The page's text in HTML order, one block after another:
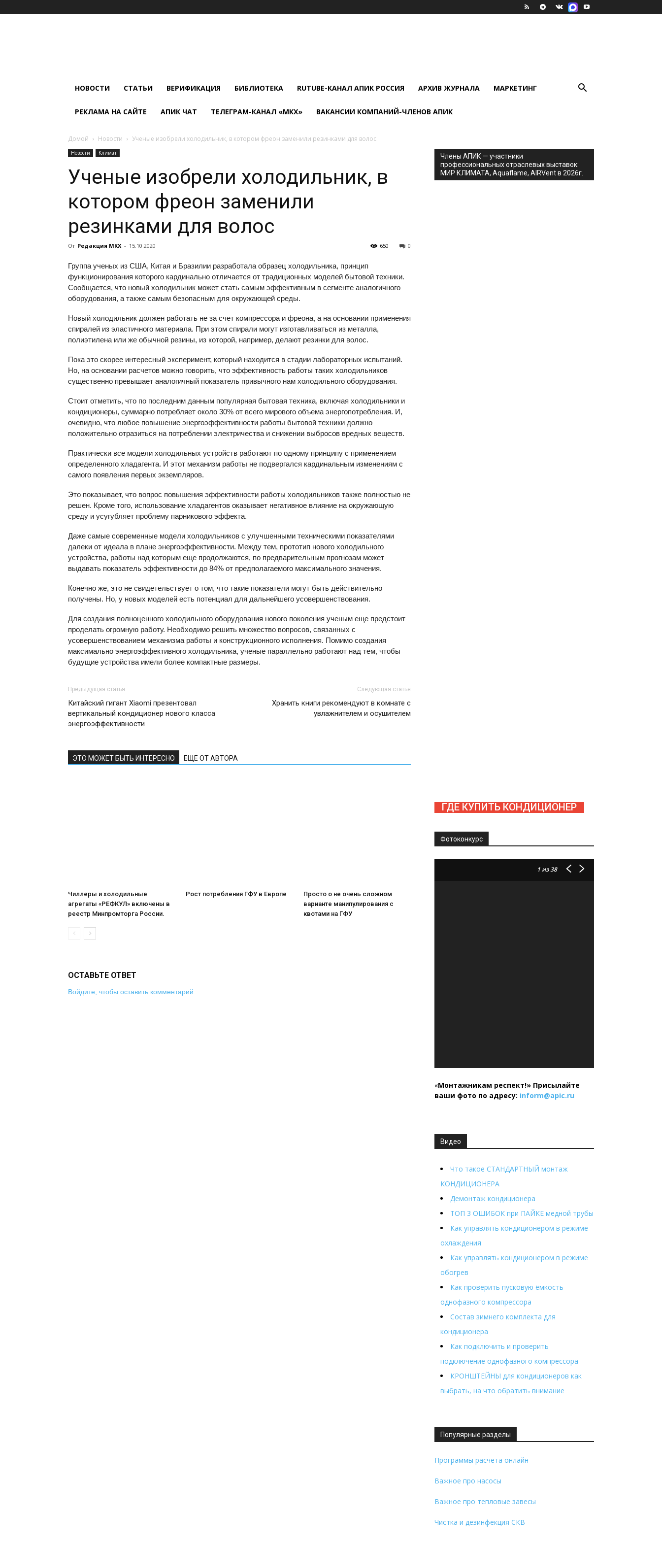
НОВОСТИ СТАТЬИ ВЕРИФИКАЦИЯ БИБЛИОТЕКА RUTUBE-КАНАЛ АПИК РОССИЯ АРХИВ ЖУРНАЛА МАРКЕТИНГ
РЕКЛАМА НА САЙТЕ АПИК ЧАТ ТЕЛЕГРАМ-КАНАЛ «МКХ» ВАКАНСИИ КОМПАНИЙ-ЧЛЕНОВ АПИК
Домой Новости Ученые изобрели холодильник, в котором фреон заменили резинками для волос
Новости Климат
Ученые изобрели холодильник, в
котором фреон заменили
резинками для волос
От Редакция МКХ - 15.10.2020 0
650
Группа ученых из США, Китая и Бразилии разработала образец холодильника, принцип
функционирования которого кардинально отличается от традиционных моделей бытовой техники.
Сообщается, что новый холодильник может стать самым эффективным в сегменте аналогичного
оборудования, а также самым безопасным для окружающей среды.
Новый холодильник должен работать не за счет компрессора и фреона, а на основании применения
спиралей из эластичного материала. При этом спирали могут изготавливаться из металла,
полиэтилена или же обычной резины, из которой, например, делают резинки для волос.
Пока это скорее интересный эксперимент, который находится в стадии лабораторных испытаний.
Но, на основании расчетов можно говорить, что эффективность работы таких холодильников
существенно превышает аналогичный показатель привычного нам холодильного оборудования.
Стоит отметить, что по последним данным популярная бытовая техника, включая холодильники и
кондиционеры, суммарно потребляет около 30% от всего мирового объема энергопотребления. И,
очевидно, что любое повышение энергоэффективности работы бытовой техники должно
положительно отразиться на потреблении электричества и снижении выбросов вредных веществ.
Практически все модели холодильных устройств работают по одному принципу с применением
определенного хладагента. И этот механизм работы не подвергался кардинальным изменениям с
самого появления первых экземпляров.
Это показывает, что вопрос повышения эффективности работы холодильников также полностью не
решен. Кроме того, использование хладагентов оказывает негативное влияние на окружающую
среду и усугубляет проблему парникового эффекта.
Даже самые современные модели холодильников с улучшенными техническими показателями
далеки от идеала в плане энергоэффективности. Между тем, прототип нового холодильного
устройства, работы над которым еще продолжаются, по предварительным прогнозам может
выдавать показатель эффективности до 84% от предполагаемого максимального значения.
Конечно же, это не свидетельствует о том, что такие показатели могут быть действительно
получены. Но, у новых моделей есть потенциал для дальнейшего усовершенствования.
Для создания полноценного холодильного оборудования нового поколения ученым еще предстоит
проделать огромную работу. Необходимо решить множество вопросов, связанных с
усовершенствованием механизма работы и конструкционного исполнения. Помимо создания
максимально энергоэффективного холодильника, ученые параллельно работают над тем, чтобы
будущие устройства имели более компактные размеры.
Предыдущая статья
Китайский гигант Xiaomi презентовал
вертикальный кондиционер нового класса
энергоэффективности
Следующая статья
Хранить книги рекомендуют в комнате с
увлажнителем и осушителем
ЭТО МОЖЕТ БЫТЬ ИНТЕРЕСНО ЕЩЕ ОТ АВТОРА
Чиллеры и холодильные
агрегаты «РЕФКУЛ» включены в
реестр Минпромторга России.
Рост потребления ГФУ в Европе
Просто о не очень сложном
варианте манипулирования с
квотами на ГФУ
ОСТАВЬТЕ ОТВЕТ
Войдите, чтобы оставить комментарий
Члены АПИК — участники
профессиональных отраслевых выставок:
МИР КЛИМАТА, Aquaflame, AIRVent в 2026г.
ГДЕ КУПИТЬ КОНДИЦИОНЕР
Фотоконкурс
1 из 38
«Монтажникам респект!» Присылайте
ваши фото по адресу: inform@apic.ru
Видео
Что такое СТАНДАРТНЫЙ монтаж
КОНДИЦИОНЕРА
Демонтаж кондиционера
ТОП 3 ОШИБОК при ПАЙКЕ медной трубы
Как управлять кондиционером в режиме
охлаждения
Как управлять кондиционером в режиме
обогрев
Как проверить пусковую ёмкость
однофазного компрессора
Состав зимнего комплекта для
кондиционера
Как подключить и проверить
подключение однофазного компрессора
КРОНШТЕЙНЫ для кондиционеров как
выбрать, на что обратить внимание
Популярные разделы
Программы расчета онлайн
Важное про насосы
Важное про тепловые завесы
Чистка и дезинфекция СКВ